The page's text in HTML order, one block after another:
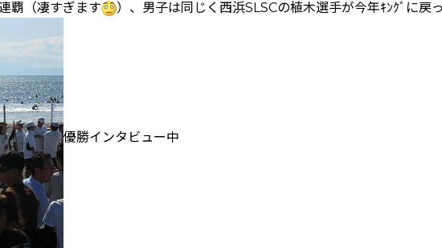
覇（凄すぎます ）、男子は同じく西浜SLSCの植木選手が今年ｷﾝｸﾞに戻
優勝インタビュー中